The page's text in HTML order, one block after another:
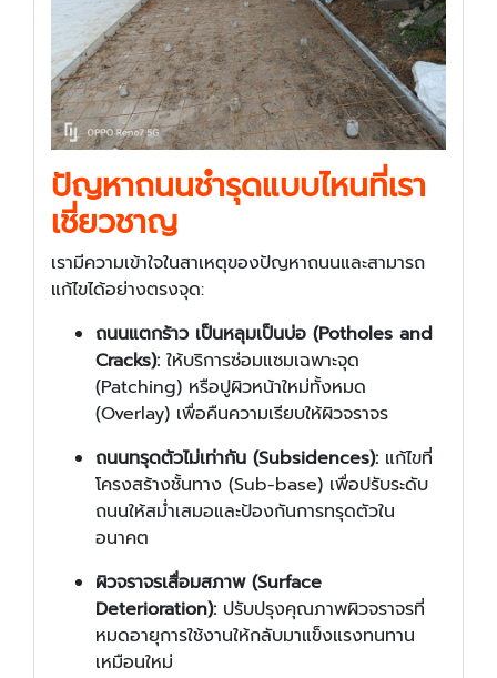
ปัญหาถนนชำรุดแบบไหนที่เรา
เชี่ยวชาญ
เรามีความเข้าใจในสาเหตุของปัญหาถนนและสามารถ
แก้ไขได้อย่างตรงจุด:
ถนนแตกร้าว เป็นหลุมเป็นบ่อ (Potholes and
Cracks): ให้บริการซ่อมแซมเฉพาะจุด
(Patching) หรือปูผิวหน้าใหม่ทั้งหมด
(Overlay) เพื่อคืนความเรียบให้ผิวจราจร
ถนนทรุดตัวไม่เท่ากัน (Subsidences): แก้ไขที่
โครงสร้างชั้นทาง (Sub-base) เพื่อปรับระดับ
ถนนให้สม่ำเสมอและป้องกันการทรุดตัวใน
อนาคต
ผิวจราจรเสื่อมสภาพ (Surface
Deterioration): ปรับปรุงคุณภาพผิวจราจรที่
หมดอายุการใช้งานให้กลับมาแข็งแรงทนทาน
เหมือนใหม่